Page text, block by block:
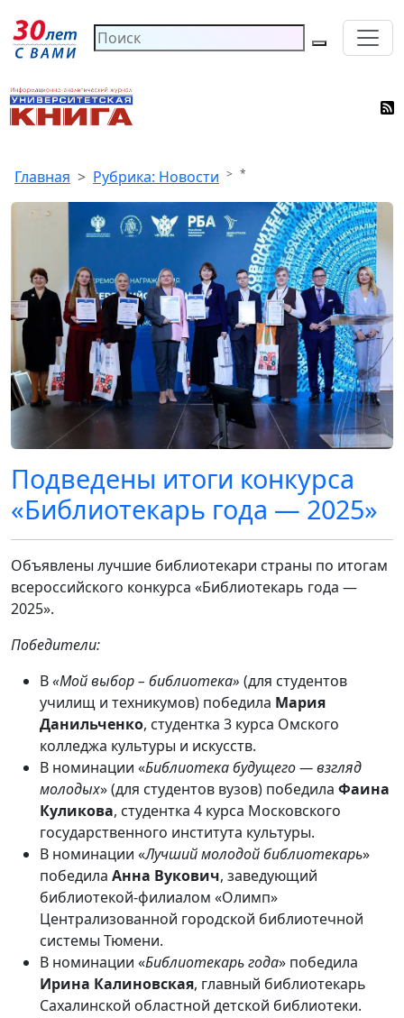
Главная Рубрика: Новости *
Подведены итоги конкурса
«Библиотекарь года — 2025»
Объявлены лучшие библиотекари страны по итогам
всероссийского конкурса «Библиотекарь года —
2025».
Победители:
В«Мой выбор – библиотека» (для студентов
училищ и техникумов) победила Мария
Данильченко, студентка 3 курса Омского
колледжа культуры и искусств.
В номинации «Библиотека будущего — взгляд
молодых» (для студентов вузов) победила Фаина
Куликова, студентка 4 курса Московского
государственного института культуры.
В номинации «Лучший молодой библиотекарь»
победила Анна Вукович, заведующий
библиотекой-филиалом «Олимп»
Централизованной городской библиотечной
системы Тюмени.
В номинации «Библиотекарь года» победила
Ирина Калиновская, главный библиотекарь
Сахалинской областной детской библиотеки.